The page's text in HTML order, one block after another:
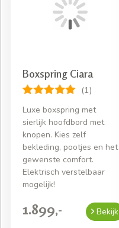
Boxspring Ciara
(1)
Luxe boxspring met
sierlijk hoofdbord met
knopen. Kies zelf
bekleding, pootjes en het
gewenste comfort.
Elektrisch verstelbaar
mogelijk!
1.899,- Bekijk